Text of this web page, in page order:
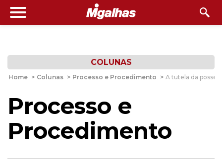
COLUNAS
Home > Colunas > Processo e Procedimento > A tutela da posse
Processo e
Procedimento